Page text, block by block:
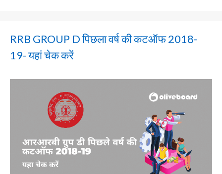
RRB GROUP D पिछला वर्ष की कटऑफ 2018-
19- यहां चेक करें